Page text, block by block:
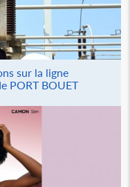
sur la ligne
PORT BOUET